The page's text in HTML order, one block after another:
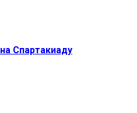
Спартакиаду